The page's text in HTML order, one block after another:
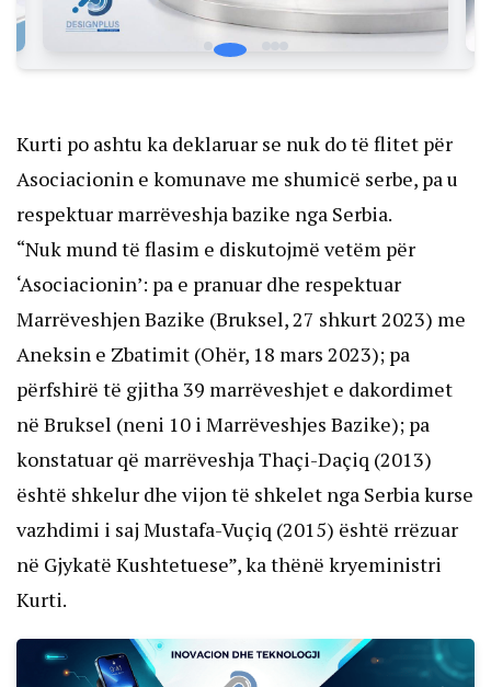
Kurti po ashtu ka deklaruar se nuk do të flitet për
Asociacionin e komunave me shumicë serbe, pa u
respektuar marrëveshja bazike nga Serbia.
“Nuk mund të flasim e diskutojmë vetëm për
‘Asociacionin’: pa e pranuar dhe respektuar
Marrëveshjen Bazike (Bruksel, 27 shkurt 2023) me
Aneksin e Zbatimit (Ohër, 18 mars 2023); pa
përfshirë të gjitha 39 marrëveshjet e dakordimet
në Bruksel (neni 10 i Marrëveshjes Bazike); pa
konstatuar që marrëveshja Thaçi-Daçiq (2013)
është shkelur dhe vijon të shkelet nga Serbia kurse
vazhdimi i saj Mustafa-Vuçiq (2015) është rrëzuar
në Gjykatë Kushtetuese”, ka thënë kryeministri
Kurti.